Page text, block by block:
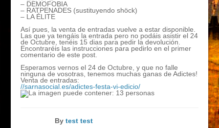
– DEMOFOBIA
– RATPENADES (sustituyendo shöck)
– LA ÉLITE
Así pues, la venta de entradas vuelve a estar disponible.
Las que ya tengáis la entrada pero no podáis asistir el 24
de Octubre, tenéis 15 dias para pedir la devolución.
Encontraréis las instrucciones para pedirlo en el primer
comentario de este post.
Esperamos vernos el 24 de Octubre, y que no falle
ninguna de vosotras, tenemos muchas ganas de Adictes!
Venta de entradas:
//sarnasocial.es/adictes-festa-vi-edicio/
Bytest test